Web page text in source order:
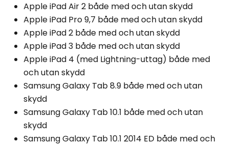
Apple iPad Air 2 både med och utan skydd
Apple iPad Pro 9,7 både med och utan skydd
Apple iPad 2 både med och utan skydd
Apple iPad 3 både med och utan skydd
Apple iPad 4 (med Lightning-uttag) både med
och utan skydd
Samsung Galaxy Tab 8.9 både med och utan
skydd
Samsung Galaxy Tab 10.1 både med och utan
skydd
Samsung Galaxy Tab 10.1 2014 ED både med och